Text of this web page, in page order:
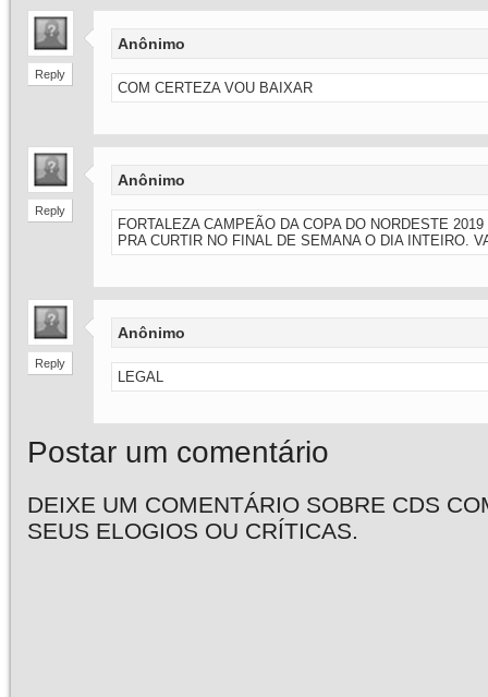
Reply
Anônimo
COM CERTEZA VOU BAIXAR
Reply
Anônimo
FORTALEZA CAMPEÃO DA COPA DO NORDESTE
PRA CURTIR NO FINAL DE SEMANA O DIA INTEIRO.
Reply
Anônimo
LEGAL
Postar um comentário
DEIXE UM COMENTÁRIO SOBRE CDS
SEUS ELOGIOS OU CRÍTICAS.